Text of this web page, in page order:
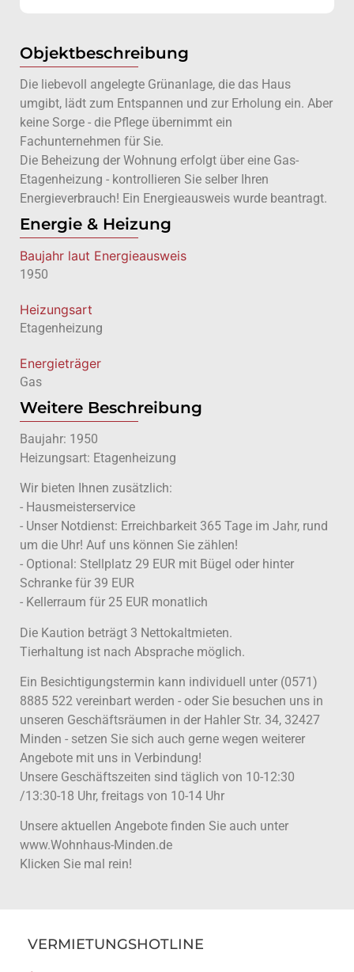
Objektbeschreibung
Die liebevoll angelegte Grünanlage, die das Haus
umgibt, lädt zum Entspannen und zur Erholung ein. Aber
keine Sorge - die Pflege übernimmt ein
Fachunternehmen für Sie.
Die Beheizung der Wohnung erfolgt über eine Gas-
Etagenheizung - kontrollieren Sie selber Ihren
Energieverbrauch! Ein Energieausweis wurde beantragt.
Energie & Heizung
Baujahr laut Energieausweis
1950
Heizungsart
Etagenheizung
Energieträger
Gas
Weitere Beschreibung
Baujahr: 1950
Heizungsart: Etagenheizung
Wir bieten Ihnen zusätzlich:
- Hausmeisterservice
- Unser Notdienst: Erreichbarkeit 365 Tage im Jahr, rund
um die Uhr! Auf uns können Sie zählen!
- Optional: Stellplatz 29 EUR mit Bügel oder hinter
Schranke für 39 EUR
- Kellerraum für 25 EUR monatlich
Die Kaution beträgt 3 Nettokaltmieten.
Tierhaltung ist nach Absprache möglich.
Ein Besichtigungstermin kann individuell unter (0571)
8885 522 vereinbart werden - oder Sie besuchen uns in
unseren Geschäftsräumen in der Hahler Str. 34, 32427
Minden - setzen Sie sich auch gerne wegen weiterer
Angebote mit uns in Verbindung!
Unsere Geschäftszeiten sind täglich von 10-12:30
/13:30-18 Uhr, freitags von 10-14 Uhr
Unsere aktuellen Angebote finden Sie auch unter
www.Wohnhaus-Minden.de
Klicken Sie mal rein!
VERMIETUNGSHOTLINE